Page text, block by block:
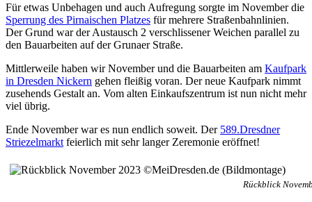
Für etwas Unbehagen und auch Aufregung sorgte im November die
Sperrung des Pirnaischen Platzes für mehrere Straßenbahnlinien.
Der Grund war der Austausch 2 verschlissener Weichen parallel zu
den Bauarbeiten auf der Grunaer Straße.
Mittlerweile haben wir November und die Bauarbeiten am Kaufpark
in Dresden Nickern gehen fleißig voran. Der neue Kaufpark nimmt
zusehends Gestalt an. Vom alten Einkaufszentrum ist nun nicht mehr
viel übrig.
Ende November war es nun endlich soweit. Der 589.Dresdner
Striezelmarkt feierlich mit sehr langer Zeremonie eröffnet!
Rückblick